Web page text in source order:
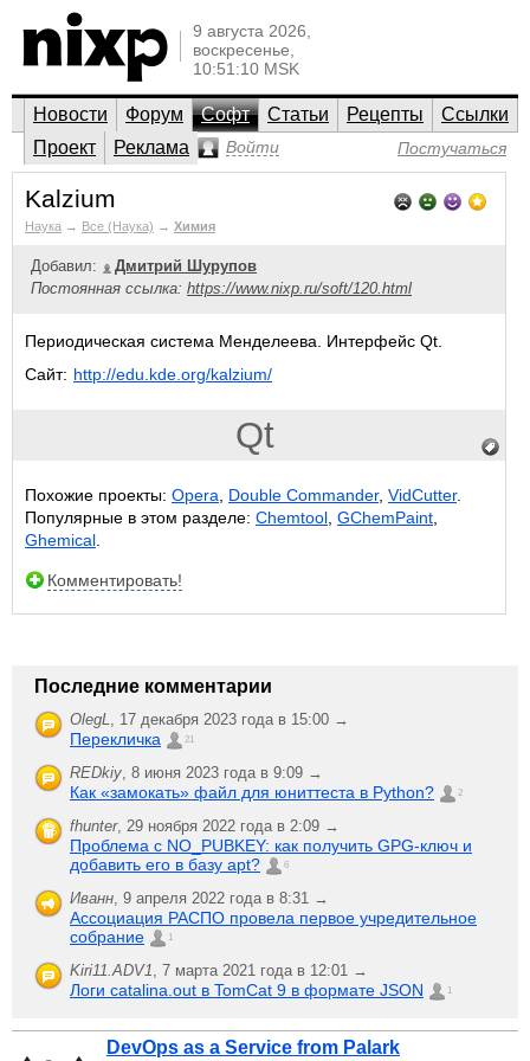
9 августа 2026,
воскресенье,
10:51:10 MSK
Новости Форум Софт Статьи Рецепты
Ссылки
Проект
Реклама Войти Постучаться
Kalzium
Наука → Все (Наука) → Химия
Добавил:
Дмитрий Шурупов
Постоянная ссылка: https://www.nixp.ru/soft/120.html
Периодическая система Менделеева. Интерфейс Qt.
Сайт: http://edu.kde.org/kalzium/
Qt
Похожие проекты: Opera Double Commander, VidCutter.
Популярные в этом разделе: Chemtool GChemPaint
Ghemical
Комментировать!
Последние комментарии
OlegL, 17 декабря 2023 года в 15:00 →
Перекличка 21
REDkiy, 8 июня 2023 года в 9:09 →
Как «замокать» файл для юниттеста в Python? 2
fhunter, 29 ноября 2022 года в 2:09 →
Проблема с NO_PUBKEY: как получить GPG-ключ и
добавить его в базу apt?
6
Иванн, 9 апреля 2022 года в 8:31 →
Ассоциация РАСПО провела первое учредительное
собрание
1
Kiri11.ADV1, 7 марта 2021 года в 12:01 →
Логи catalina.out в TomCat 9 в формате JSON 1
DevOps as a Service from Palark